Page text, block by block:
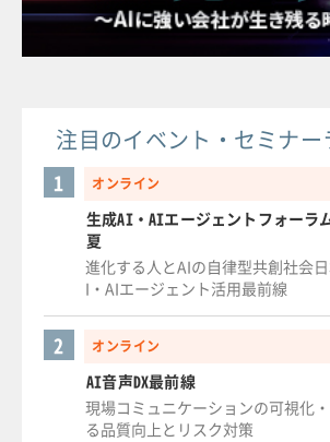
注目のイベント・セミナー
オンライン
1
生成AI・AIエージェントフォーラ
夏
進化する人とAIの自律型共創社会
I・AIエージェント活用最前線
オンライン
2
AI音声DX最前線
現場コミュニケーションの可視化
る品質向上とリスク対策